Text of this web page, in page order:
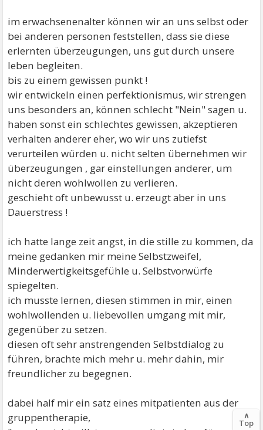
im erwachsenenalter können wir an uns selbst oder
bei anderen personen feststellen, dass sie diese
erlernten überzeugungen, uns gut durch unsere
leben begleiten.
bis zu einem gewissen punkt !
wir entwickeln einen perfektionismus, wir strengen
uns besonders an, können schlecht "Nein" sagen u.
haben sonst ein schlechtes gewissen, akzeptieren
verhalten anderer eher, wo wir uns zutiefst
verurteilen würden u. nicht selten übernehmen wir
überzeugungen , gar einstellungen anderer, um
nicht deren wohlwollen zu verlieren.
geschieht oft unbewusst u. erzeugt aber in uns
Dauerstress !
ich hatte lange zeit angst, in die stille zu kommen, da
meine gedanken mir meine Selbstzweifel,
Minderwertigkeitsgefühle u. Selbstvorwürfe
spiegelten.
ich musste lernen, diesen stimmen in mir, einen
wohlwollenden u. liebevollen umgang mit mir,
gegenüber zu setzen.
diesen oft sehr anstrengenden Selbstdialog zu
führen, brachte mich mehr u. mehr dahin, mir
freundlicher zu begegnen.
dabei half mir ein satz eines mitpatienten aus der
gruppentherapie,
∧
Top